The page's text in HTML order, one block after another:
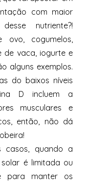
com maior
nutriente?!
ovo, cogumelos,
de vaca, iogurte e
alguns exemplos.
do baixos níveis
D incluem a
musculares e
então, não dá
casos, quando a
é limitada ou
para manter os